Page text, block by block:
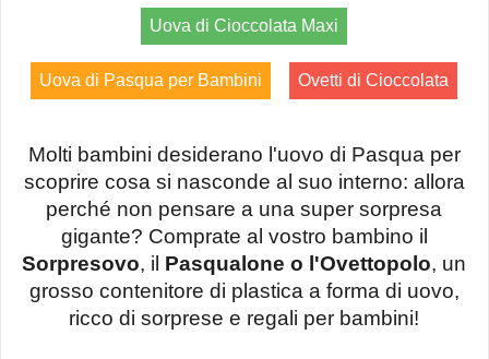
Uova di Cioccolata Maxi
Uova di Pasqua per Bambini Ovetti di Cioccolata
Molti bambini desiderano l'uovo di Pasqua per
scoprire cosa si nasconde al suo interno: allora
perché non pensare a una super sorpresa
gigante? Comprate al vostro bambino il
Sorpresovo, il Pasqualone o l'Ovettopolo, un
grosso contenitore di plastica a forma di uovo,
ricco di sorprese e regali per bambini!